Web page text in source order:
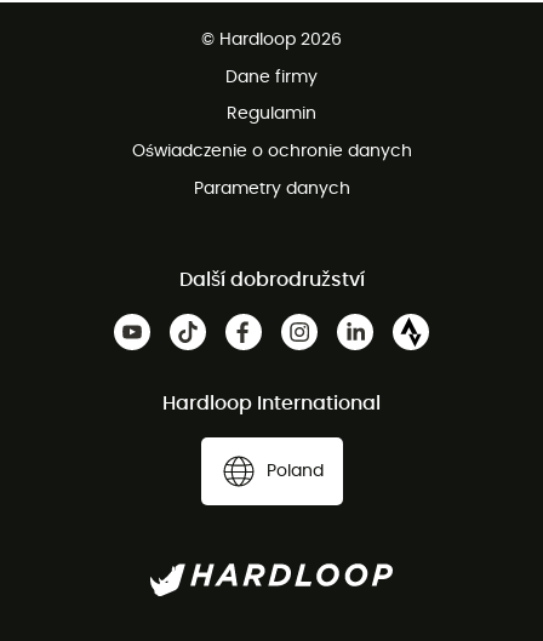
© Hardloop 2026
Dane firmy
Regulamin
Oświadczenie o ochronie danych
Parametry danych
Další dobrodružství
Hardloop International
Poland